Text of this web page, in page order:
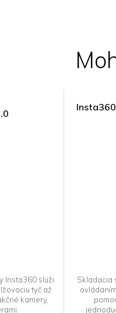
Insta360 slúži
tyč až
kamery,
Skladacia